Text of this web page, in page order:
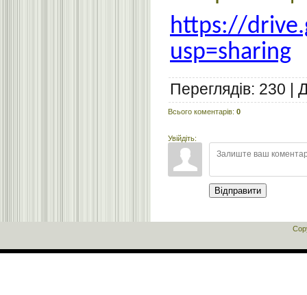
https://
usp=sharing
Переглядів: 230 |
Всього коментарів: 0
Увійдіть:
Відправити